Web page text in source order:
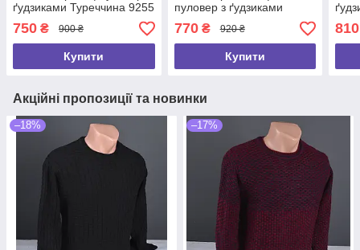
ґудзиками Туреччина 9255
750 ₴ 900 ₴
Купити
пуловер з ґудзиками
770₴ 920 ₴
Купити
810
Акційні пропозиції та новинки
–18% –17%